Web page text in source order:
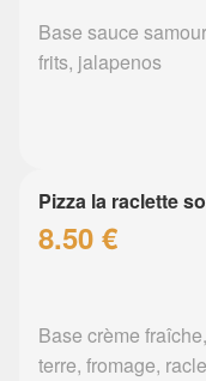
Base sauce
frits, jalapenos
Pizza la raclette
8.50 €
Base crème
terre, fromage,